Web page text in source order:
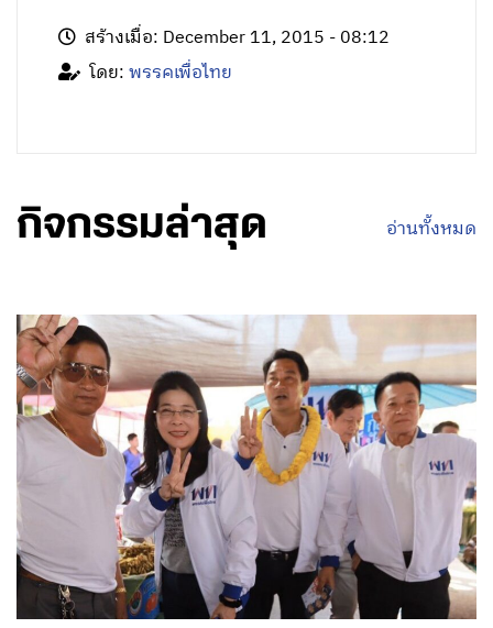
สร้างเมื่อ: December 11, 2015 - 08:12
โดย:พรรคเพื่อไทย
กิจกรรมล่าสุด อ่านทั้งหมด